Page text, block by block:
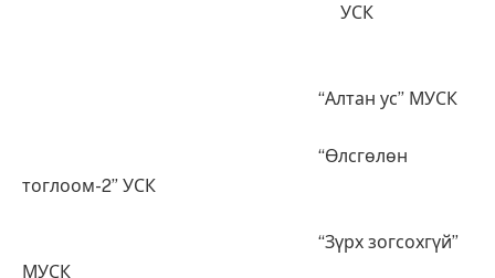
УСК
“Алтан ус” МУСК
“Өлсгөлөн
тоглоом-2” УСК
“Зүрх зогсохгүй”
МУСК